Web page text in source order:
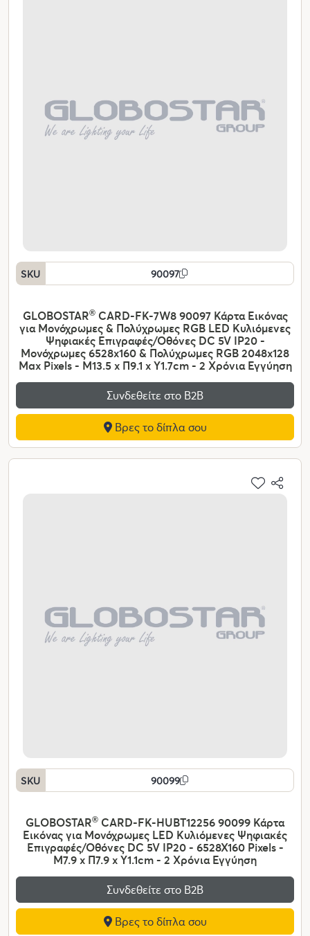
SKU 90097
GLOBOSTAR®CARD-FK-7W8 90097 Κάρτα Εικόνας
για Μονόχρωμες & Πολύχρωμες RGB LED Κυλιόμενες
Ψηφιακές Επιγραφές/Οθόνες DC 5V IP20 -
Μονόχρωμες 6528x160 & Πολύχρωμες RGB 2048x128
Max Pixels - Μ13.5 x Π9.1 x Υ1.7cm - 2 Χρόνια Εγγύηση
Συνδεθείτε στο Β2Β
Βρες το δίπλα σου
SKU 90099
GLOBOSTAR® CARD-FK-HUBT12256 90099 Κάρτα
Εικόνας για Μονόχρωμες LED Κυλιόμενες Ψηφιακές
Επιγραφές/Οθόνες DC 5V IP20 - 6528X160 Pixels -
Μ7.9 x Π7.9 x Υ1.1cm - 2 Χρόνια Εγγύηση
Συνδεθείτε στο Β2Β
Βρες το δίπλα σου